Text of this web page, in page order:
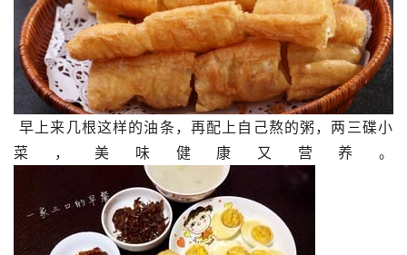
早上来几根这样的油条，再配上自己熬的粥，两三碟小
菜，美味健康又营养。